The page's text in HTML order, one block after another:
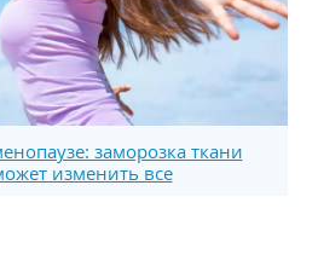
заморозка ткани
изменить все